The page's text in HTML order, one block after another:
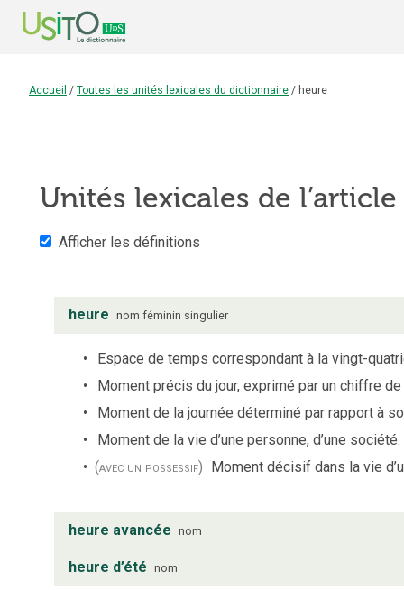
Accueil / Toutes les unités lexicales du dictionnaire / heure
Unités lexicales de l’article
Afficher les définitions
heure nom féminin singulier
Espace de temps correspondant à la vingt-
Moment précis du jour, exprimé par un chiffre
Moment de la journée déterminé par rapport à
Moment de la vie d’une personne, d’une société.
(avec un possessif) Moment décisif dans la vie
heure avancée nom
heure d’été nom